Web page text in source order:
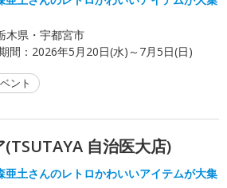
木県・宇都宮市
間： 2026年5月20日(水)～7月5日(日)
ント
自治医大店)
亜土さんのレトロかわいいアイテムが大集